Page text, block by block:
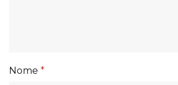
Nome *